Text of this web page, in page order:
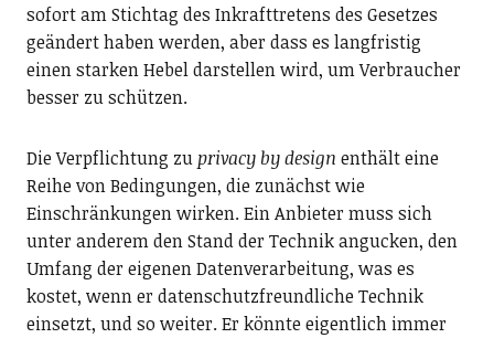
sofort am Stichtag des Inkrafttretens des Gesetzes
geändert haben werden, aber dass es langfristig
einen starken Hebel darstellen wird, um Verbraucher
besser zu schützen.
Die Verpflichtung zu privacy by design enthält eine
Reihe von Bedingungen, die zunächst wie
Einschränkungen wirken. Ein Anbieter muss sich
unter anderem den Stand der Technik angucken, den
Umfang der eigenen Datenverarbeitung, was es
kostet, wenn er datenschutzfreundliche Technik
einsetzt, und so weiter. Er könnte eigentlich immer